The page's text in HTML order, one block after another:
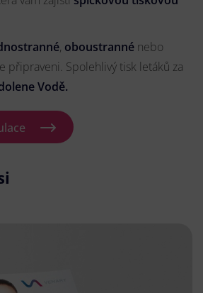
, oboustranné nebo
připraveni. Spolehlivý tisk letáků za
Vodě.